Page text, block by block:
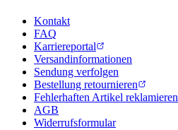
Kontakt
FAQ
Karriereportal
Versandinformationen
Sendung verfolgen
Bestellung retournieren
Fehlerhaften Artikel reklamieren
AGB
Widerrufsformular